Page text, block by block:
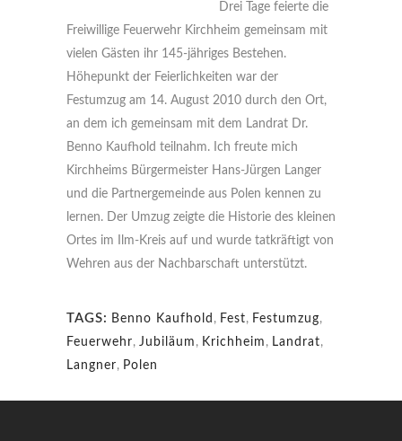
Drei Tage feierte die
Freiwillige Feuerwehr Kirchheim gemeinsam mit
vielen Gästen ihr 145-jähriges Bestehen.
Höhepunkt der Feierlichkeiten war der
Festumzug am 14. August 2010 durch den Ort,
an dem ich gemeinsam mit dem Landrat Dr.
Benno Kaufhold teilnahm. Ich freute mich
Kirchheims Bürgermeister Hans-Jürgen Langer
und die Partnergemeinde aus Polen kennen zu
lernen. Der Umzug zeigte die Historie des kleinen
Ortes im Ilm-Kreis auf und wurde tatkräftigt von
Wehren aus der Nachbarschaft unterstützt.
TAGS: Benno Kaufhold , Fest, Festumzug,
Feuerwehr, Jubiläum , Krichheim , Landrat,
Langner, Polen